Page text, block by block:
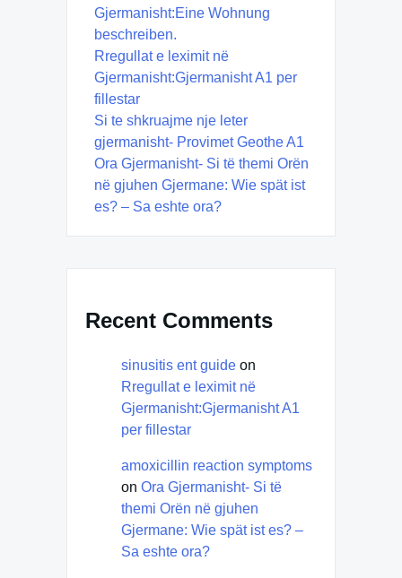
Gjermanisht:Eine Wohnung
beschreiben.
Rregullat e leximit në
Gjermanisht:Gjermanisht A1 per
fillestar
Si te shkruajme nje leter
gjermanisht- Provimet Geothe A1
Ora Gjermanisht- Si të themi Orën
në gjuhen Gjermane: Wie spät ist
es? – Sa eshte ora?
Recent Comments
sinusitis ent guide on
Rregullat e leximit në
Gjermanisht:Gjermanisht A1
per fillestar
amoxicillin reaction symptoms
on Ora Gjermanisht- Si të
themi Orën në gjuhen
Gjermane: Wie spät ist es? –
Sa eshte ora?